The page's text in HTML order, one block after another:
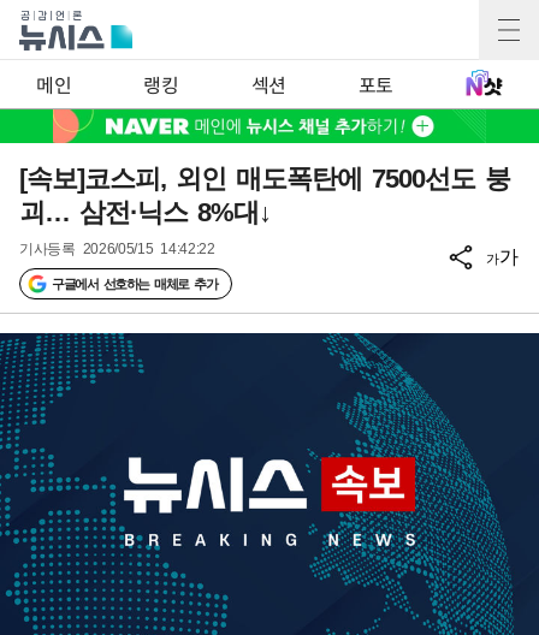
메인 랭킹 섹션 포토
[속보]코스피, 외인 매도폭탄에 7500선도 붕
괴… 삼전·닉스 8%대↓
기사등록 2026/05/15 14:42:22
구글에서 선호하는 매체로 추가
가가